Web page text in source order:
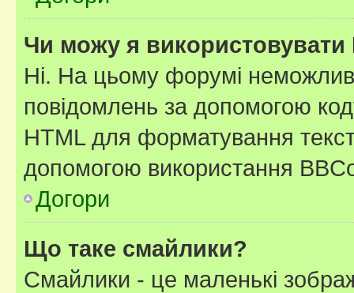
Чи можу я використовувати
Ні. На цьому форумі
повідомлень за допомогою
HTML для форматування
допомогою використання
Догори
Що таке смайлики?
Смайлики - це маленькі